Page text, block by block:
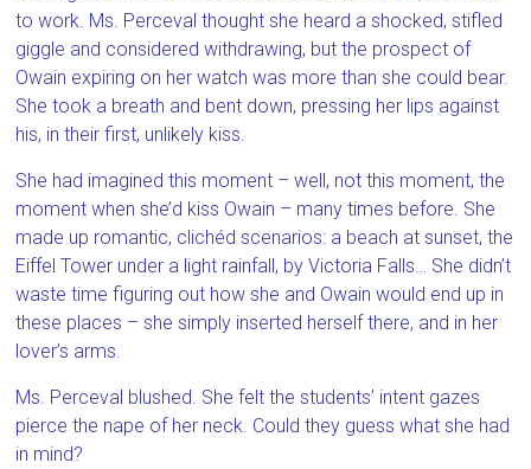
to work. Ms. Perceval thought she heard a shocked, stifled
giggle and considered withdrawing, but the prospect of
Owain expiring on her watch was more than she could bear.
She took a breath and bent down, pressing her lips against
his, in their first, unlikely kiss.
She had imagined this moment – well, not this moment, the
moment when she’d kiss Owain – many times before. She
made up romantic, clichéd scenarios: a beach at sunset, the
Eiffel Tower under a light rainfall, by Victoria Falls… She didn’t
waste time figuring out how she and Owain would end up in
these places – she simply inserted herself there, and in her
lover’s arms.
Ms. Perceval blushed. She felt the students’ intent gazes
pierce the nape of her neck. Could they guess what she had
in mind?